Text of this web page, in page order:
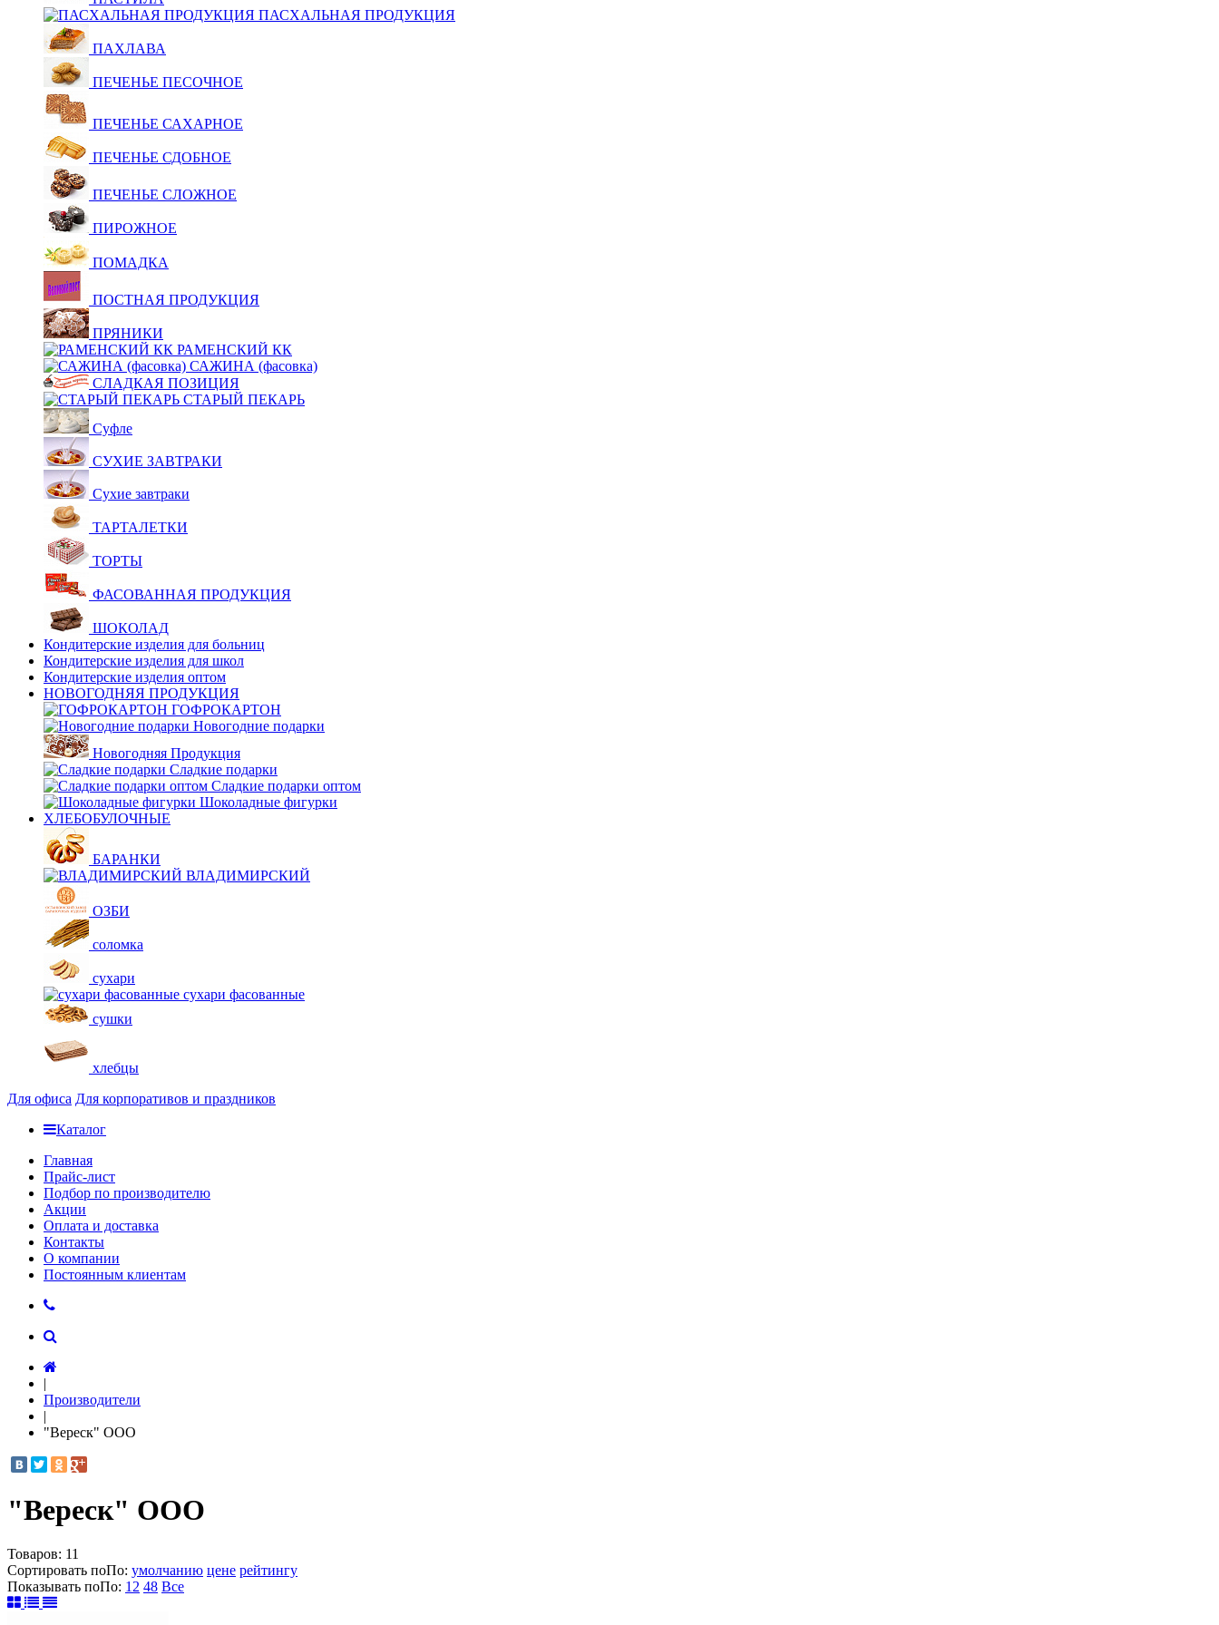
ПАСХАЛЬНАЯ ПРОДУКЦИЯ
ПАХЛАВА
ПЕЧЕНЬЕ ПЕСОЧНОЕ
ПЕЧЕНЬЕ САХАРНОЕ
ПЕЧЕНЬЕ СДОБНОЕ
ПЕЧЕНЬЕ СЛОЖНОЕ
ПИРОЖНОЕ
ПОМАДКА
ПОСТНАЯ ПРОДУКЦИЯ
ПРЯНИКИ
РАМЕНСКИЙ КК
САЖИНА (фасовка)
СЛАДКАЯ ПОЗИЦИЯ
СТАРЫЙ ПЕКАРЬ
Суфле
СУХИЕ ЗАВТРАКИ
Сухие завтраки
ТАРТАЛЕТКИ
ТОРТЫ
ФАСОВАННАЯ ПРОДУКЦИЯ
ШОКОЛАД
Кондитерские изделия для больниц
Кондитерские изделия для школ
Кондитерские изделия оптом
НОВОГОДНЯЯ ПРОДУКЦИЯ
ГОФРОКАРТОН
Новогодние подарки
Новогодняя Продукция
Сладкие подарки
Сладкие подарки оптом
Шоколадные фигурки
ХЛЕБОБУЛОЧНЫЕ
БАРАНКИ
ВЛАДИМИРСКИЙ
ОЗБИ
соломка
сухари
сухари фасованные
сушки
хлебцы
Для офиса Для корпоративов и праздников
Каталог
Главная
Прайс-лист
Подбор по производителю
Акции
Оплата и доставка
Контакты
О компании
Постоянным клиентам
|
Производители
|
"Вереск" ООО
"Вереск" ООО
Товаров: 11
Сортировать поПо: умолчанию цене рейтингу
Показывать поПо: 12 48 Все